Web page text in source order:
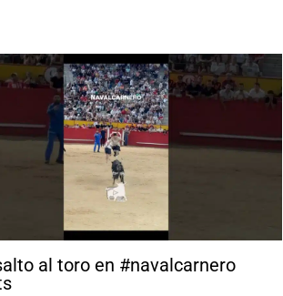
al toro en #navalcarnero